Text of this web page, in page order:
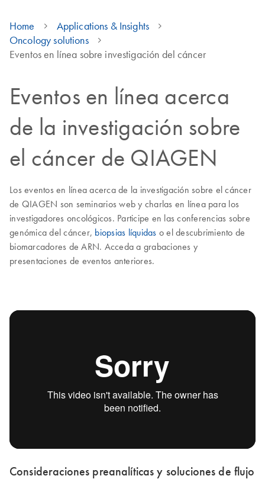
Home
Applications & Insights
Oncology solutions
Eventos en línea sobre investigación del cáncer
Eventos en línea acerca
de la investigación sobre
el cáncer de QIAGEN
Los eventos en línea acerca de la investigación sobre el cáncer
de QIAGEN son seminarios web y charlas en línea para los
investigadores oncológicos. Participe en las conferencias sobre
genómica del cáncer, biopsias líquidas o el descubrimiento de
biomarcadores de ARN. Acceda a grabaciones y
presentaciones de eventos anteriores.
Consideraciones preanalíticas y soluciones de flujo